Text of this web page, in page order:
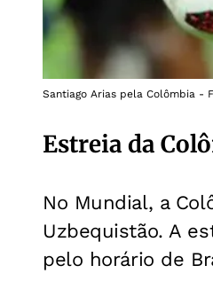
Santiago Arias pela Colômbia -
Estreia da
No Mundial, a
Uzbequistão. A
pelo horário de